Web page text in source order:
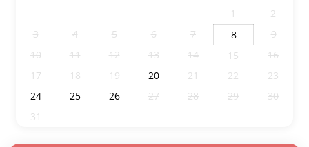
1
2
3
4 5 6 7 8
9
10
11 12 13 14 15
16
17
18 19 20 21 22
23
24
25 26 27 28 29
30
31